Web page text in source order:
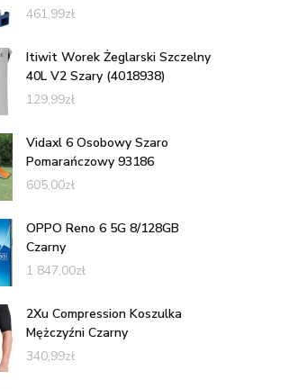
461,99zł
Itiwit Worek Żeglarski Szczelny
40L V2 Szary (4018938)
129,99zł
Vidaxl 6 Osobowy Szaro
Pomarańczowy 93186
605,00zł
OPPO Reno 6 5G 8/128GB
Czarny
1 847,00zł
2Xu Compression Koszulka
Mężczyźni Czarny
340,99zł